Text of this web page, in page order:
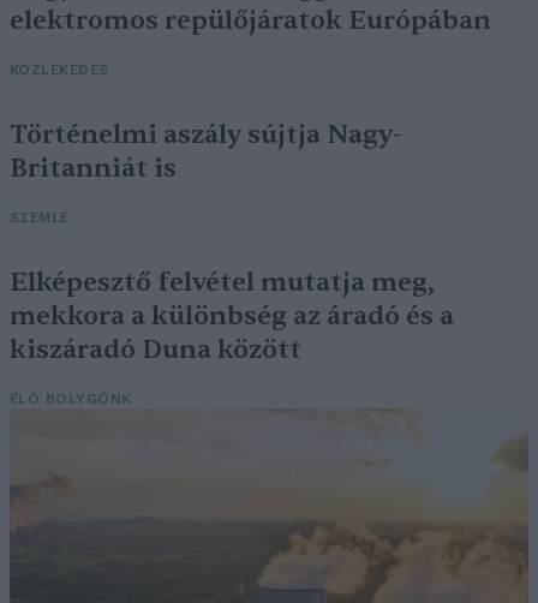
elektromos repülőjáratok Európában
KÖZLEKEDÉS
Történelmi aszály sújtja Nagy-
Britanniát is
SZEMLE
Elképesztő felvétel mutatja meg,
mekkora a különbség az áradó és a
kiszáradó Duna között
ÉLŐ BOLYGÓNK